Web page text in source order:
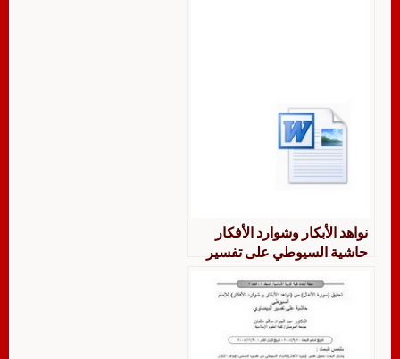
نواهد الأبكار وشوارد الأفكار
حاشية السيوطي على تفسير